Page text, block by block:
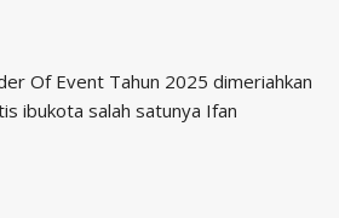
Of Event Tahun 2025 dimeriahkan
ibukota salah satunya Ifan